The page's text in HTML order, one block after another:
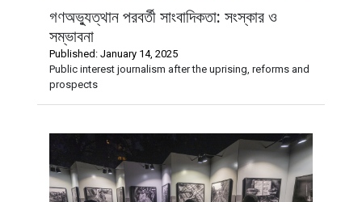
গণঅভ্যুত্থান পরবর্তী সাংবাদিকতা: সংস্কার ও
সম্ভাবনা
Published: January 14, 2025
Public interest journalism after the uprising, reforms and
prospects